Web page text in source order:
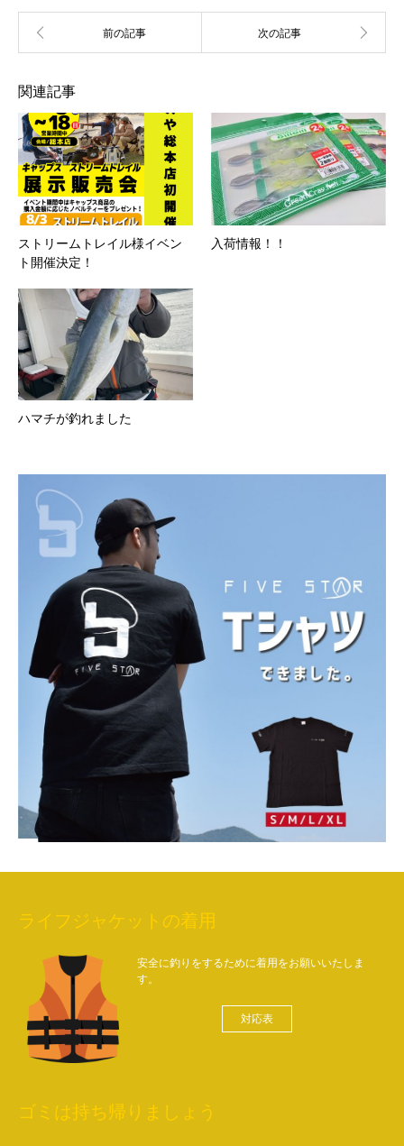
関連記事
ストリームトレイル様イベン
ト開催決定！
入荷情報！！
ハマチが釣れました
ライフジャケットの着用
安全に釣りをするために着用をお願いいたしま
す。
対応表
ゴミは持ち帰りましょう